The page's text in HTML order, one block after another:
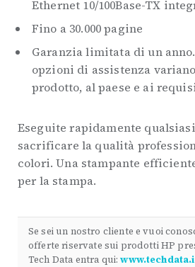
Ethernet 10/100Base-TX
Fino a 30.000 pagine
Garanzia limitata di un
opzioni di assistenza
prodotto, al paese e ai
Eseguite rapidamente
sacrificare la qualità
colori. Una stampante
per la stampa.
Se sei un nostro cliente e vuoi
offerte riservate sui prodotti HP
Tech Data entra qui: